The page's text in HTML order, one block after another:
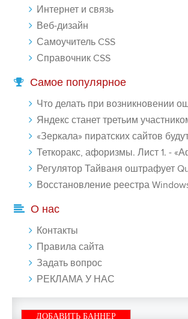
Интернет и связь
Веб-дизайн
Самоучитель CSS
Справочник CSS
Самое популярное
Что делать при возникновении ошибки Download interrupted в
Яндекс станет третьим участником в процессе ФАС против
«Зеркала» пиратских сайтов будут
Теткоракс, афоризмы. Лист 1. -
Регулятор Тайваня оштрафует Qualcomm на $774 млн
Восстановление реестра Windows 10: как восстановить реестр
О нас
Контакты
Правила сайта
Задать вопрос
РЕКЛАМА У НАС
ДОБАВИТЬ БАННЕР